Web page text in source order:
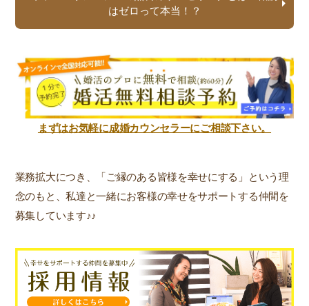
はゼロって本当！？
まずはお気軽に成婚カウンセラーにご相談下さい。
業務拡大につき、「ご縁のある皆様を幸せにする」という理
念のもと、私達と一緒にお客様の幸せをサポートする仲間を
募集しています♪♪